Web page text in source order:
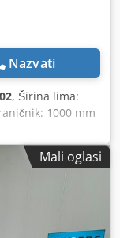
Nazvati
, Širina lima:
1000 mm
hodova: 9-17
cca: 3800 x
- električni
kuta rezanja -
SP 9 -
barijeru
prste - 1x bočni
Mali oglasi